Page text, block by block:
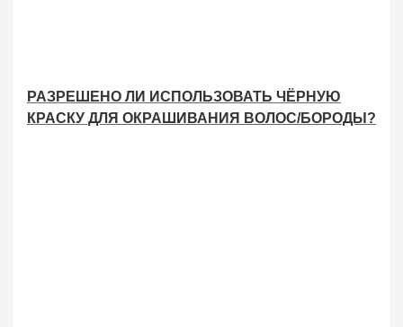
РАЗРЕШЕНО ЛИ ИСПОЛЬЗОВАТЬ ЧЁРНУЮ
КРАСКУ ДЛЯ ОКРАШИВАНИЯ ВОЛОС/БОРОДЫ?